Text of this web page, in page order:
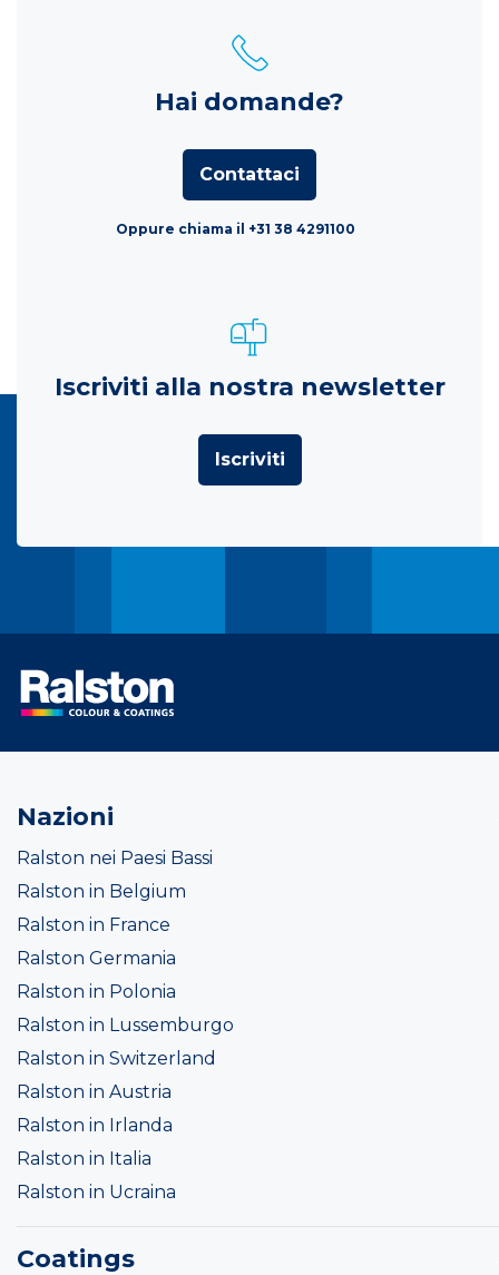
Hai domande?
Contattaci
Oppure chiama il +31 38 4291100
Iscriviti alla nostra newsletter
Iscriviti
Nazioni
Ralston nei Paesi Bassi
Ralston in Belgium
Ralston in France
Ralston Germania
Ralston in Polonia
Ralston in Lussemburgo
Ralston in Switzerland
Ralston in Austria
Ralston in Irlanda
Ralston in Italia
Ralston in Ucraina
Coatings